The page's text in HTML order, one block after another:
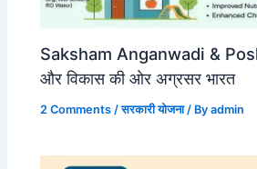
Saksham Anganwadi &
और विकास की ओर अग्रसर भारत
2 Comments /सरकारी योजना/ Byadmin